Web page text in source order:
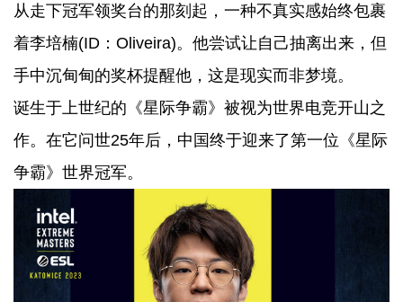
从走下冠军领奖台的那刻起，一种不真实感始终包裹
着李培楠(ID：Oliveira)。他尝试让自己抽离出来，但
手中沉甸甸的奖杯提醒他，这是现实而非梦境。
诞生于上世纪的《星际争霸》被视为世界电竞开山之
作。在它问世25年后，中国终于迎来了第一位《星际
争霸》世界冠军。